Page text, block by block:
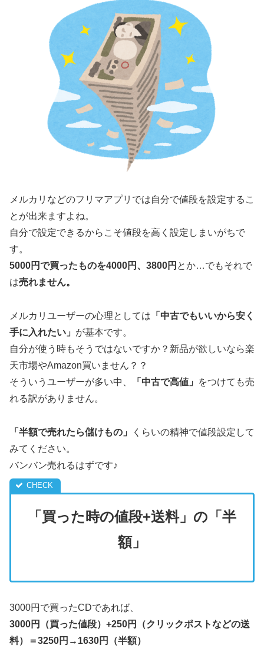
メルカリなどのフリマアプリでは自分で値段を設定するこ
とが出来ますよね。
自分で設定できるからこそ値段を高く設定しまいがちで
す。
5000円で買ったものを4000円、3800円 とか…でもそれで
は売れません。
メルカリユーザーの心理としては 「中古でもいいから安く
手に入れたい」 が基本です。
自分が使う時もそうではないですか？新品が欲しいなら楽
天市場やAmazon買いません？？
そういうユーザーが多い中、
「中古で高値」
をつけても売
れる訳がありません。
「半額で売れたら儲けもの」
くらいの精神で値段設定して
みてください。
バンバン売れるはずです♪
「買った時の値段+送料」の「半
額」
3000円で買ったCDであれば、
3000円（買った値段）+250円（クリックポストなどの送
料）＝3250円→1630円（半額）